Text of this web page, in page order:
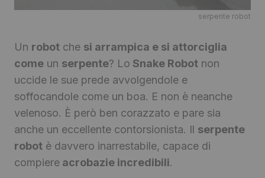
serpente robot
Un robot che si arrampica e si attorciglia
come un serpente? Lo Snake Robot non
uccide le sue prede avvolgendole e
soffocandole come un boa. E non è neanche
velenoso. È però ben corazzato e pare sia
anche un eccellente contorsionista. Il serpente
robot è davvero inarrestabile, capace di
compiere acrobazie incredibili.